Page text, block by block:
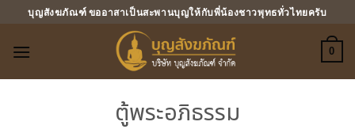
บุญสังฆภัณฑ์ ขออาสาเป็นสะพานบุญให้กับพี่น้องชาวพุทธทั่วไทยครับ
0
ตู้พระอภิธรรม